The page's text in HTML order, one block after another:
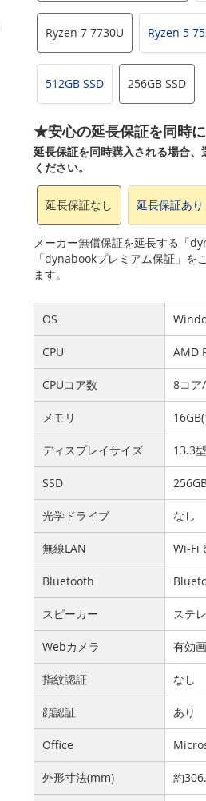
Ryzen 7 7730U Ryzen 5
512GB SSD 256GB SSD
★安心の延長保証を同時
延長保証を同時購入される場合
ください。
延長保証なし 延長保証あり
メーカー無償保証を延長する「
「dynabookプレミアム保証」を
ます。
OS
CPU AMD
CPUコア数 8コア
メモリ
ディスプレイサイズ 13.3
SSD
光学ドライブ なし
無線LAN Wi-Fi
Bluetooth
スピーカー ステ
Webカメラ 有効
指紋認証 なし
顔認証 あり
Office
外形寸法(mm) 約